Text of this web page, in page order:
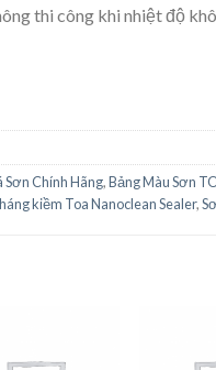
thi công khi nhiệt độ
Sơn Chính Hãng,Bảng Màu Sơn
kiềm Toa Nanoclean Sealer,